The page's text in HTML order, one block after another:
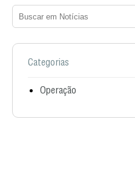
Categorias
Operação